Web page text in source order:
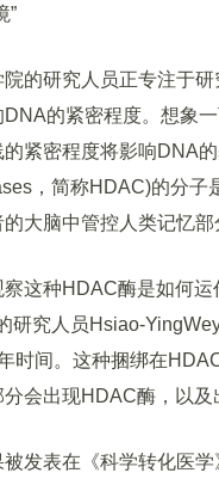
”
研究人员正专注于研
DNA的紧密程度。想象
紧密程度将影响DNA
，简称HDAC)的分
大脑中管控人类记忆部
种HDAC酶是如何运
研究人员Hsiao-
时间。这种捆绑在
会出现HDAC酶，以及
表在《科学转化医学